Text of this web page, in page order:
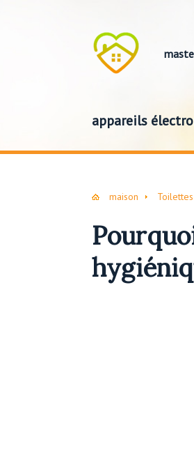
appareils
maison Toilettes